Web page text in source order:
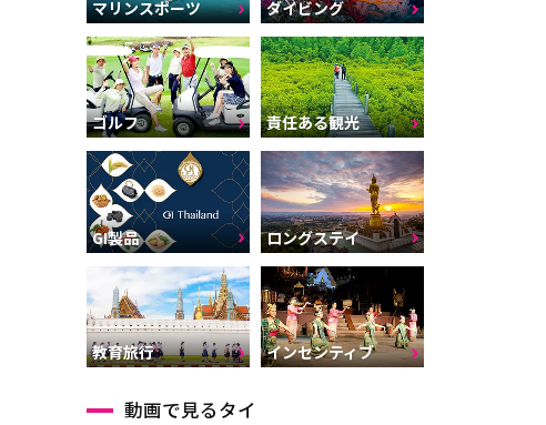
マリンスポーツ ダイビング
ゴルフ 責任ある観光
GI製品 ロングステイ
教育旅行 インセンティブ
動画で見るタイ